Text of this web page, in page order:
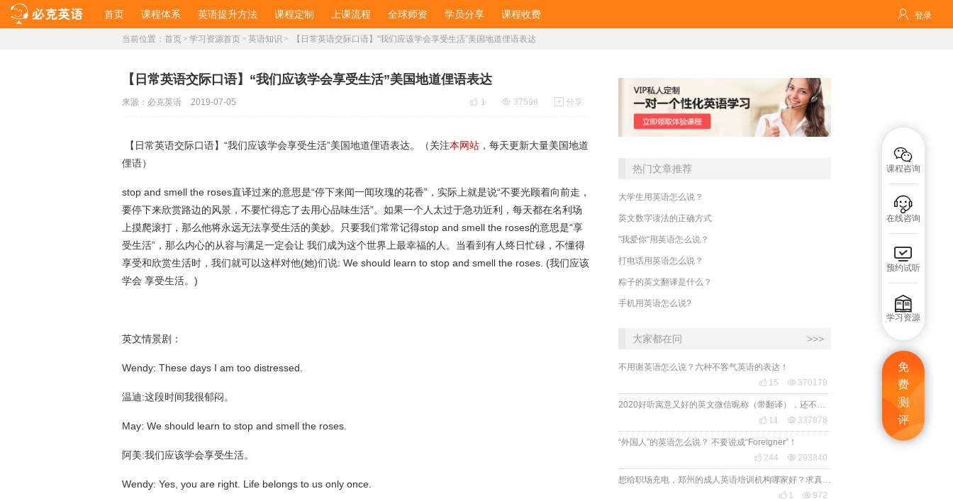
首页 课程体系 英语提升方法 课程定制 上课流程 全球师资 学员分享 课程收费  登录

课程咨询

在线咨询

预约试听

学习资源
免
费
测
评
当前位置： 首页 > 学习资源首页 > 英语知识 > 【日常英语交际口语】“我们应该学会享受生活”美国地道俚语表达
【日常英语交际口语】“我们应该学会享受生活”美国地道俚语表达
 1  37598  分享
来源： 必克英语 2019-07-05
【日常英语交际口语】“我们应该学会享受生活”美国地道俚语表达。（关注本网站 ，每天更新大量美国地道
俚语）
stop and smell the roses直译过来的意思是“停下来闻一闻玫瑰的花香”，实际上就是说“不要光顾着向前走，
要停下来欣赏路边的风景，不要忙得忘了去用心品味生活”。如果一个人太过于急功近利，每天都在名利场
上摸爬滚打，那么他将永远无法享受生活的美妙。只要我们常常记得stop and smell the roses的意思是“享
受生活”，那么内心的从容与满足一定会让 我们成为这个世界上最幸福的人。当看到有人终日忙碌，不懂得
享受和欣赏生活时，我们就可以这样对他(她)们说: We should learn to stop and smell the roses. (我们应该
学会 享受生活。)
英文情景剧：
Wendy: These days I am too distressed.
温迪:这段时间我很郁闷。
May: We should learn to stop and smell the roses.
阿美:我们应该学会享受生活。
Wendy: Yes, you are right. Life belongs to us only once.
热门文章推荐
大学生用英语怎么说？
英文数字读法的正确方式
"我爱你"用英语怎么说？
打电话用英语怎么说？
粽子的英文翻译是什么？
手机用英语怎么说?
大家都在问 >>>
不用谢英语怎么说？六种不客气英语的表达！
 15  370179
 11  337878
“外国人”的英语怎么说？ 不要说成“Foreigner”！
 244  293840
 1  972